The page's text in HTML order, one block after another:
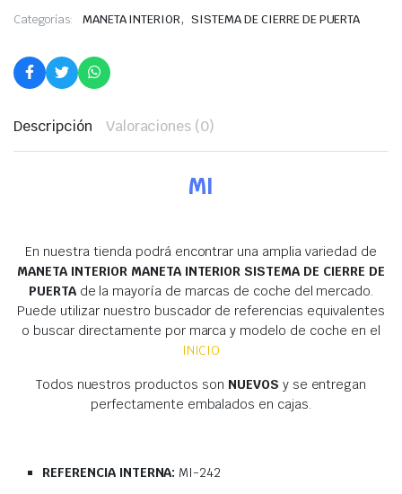
Categorías: MANETA INTERIOR, SISTEMA DE CIERRE DE PUERTA
Descripción Valoraciones (0)
MI
En nuestra tienda podrá encontrar una amplia variedad de
MANETA INTERIOR MANETA INTERIOR SISTEMA DE CIERRE DE
PUERTAde la mayoría de marcas de coche del mercado.
Puede utilizar nuestro buscador de referencias equivalentes
o buscar directamente por marca y modelo de coche en el
INICIO
Todos nuestros productos son NUEVOS y se entregan
perfectamente embalados en cajas.
REFERENCIA INTERNA: MI-242